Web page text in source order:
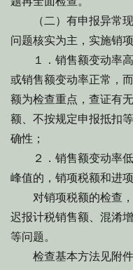
（二）有申报异常现
问题核实为主，实施销
１．销售额变动率高
或销售额变动率正常，
额为检查重点，查证有
额、不按规定申报抵扣
确性；
２．销售额变动率低
峰值的，销项税额和进
对销项税额的检查，
迟报计税销售额、混淆
等问题。
检查基本方法见附件